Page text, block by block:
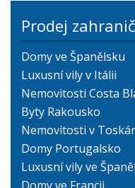
Prodej
Domy ve Španělsku
Luxusní vily v Itálii
Nemovitosti Costa
Byty Rakousko
Nemovitosti v
Domy Portugalsko
Luxusní vily ve